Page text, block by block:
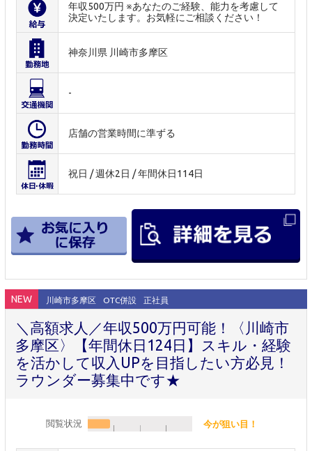
年収500万円 ※あなたのご経験、能力を考慮して
決定いたします。お気軽にご相談ください！
神奈川県 川崎市多摩区
-
店舗の営業時間に準ずる
祝日 / 週休2日 / 年間休日114日
NEW 川崎市多摩区 OTC併設 正社員
＼高額求人／年収500万円可能！〈川崎市
多摩区〉【年間休日124日】スキル・経験
を活かして収入UPを目指したい方必見！
ラウンダー募集中です★
閲覧状況 今が狙い目！